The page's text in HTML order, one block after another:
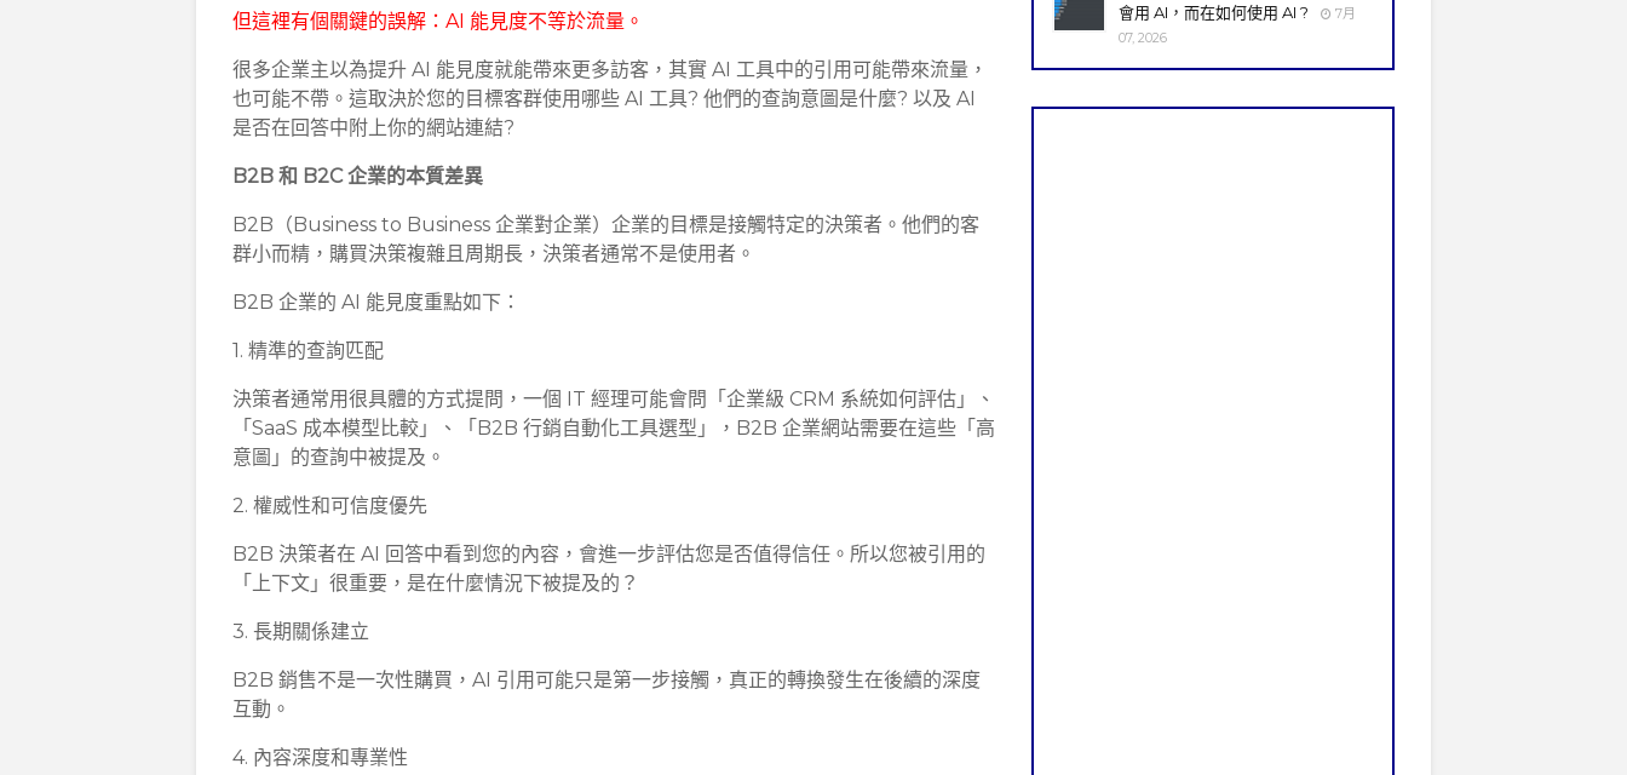
但這裡有個關鍵的誤解：AI 能見度不等於流量。
很多企業主以為提升 AI 能見度就能帶來更多訪客，其實 AI 工具中的引用可能帶來流量，
也可能不帶。這取決於您的目標客群使用哪些 AI 工具? 他們的查詢意圖是什麼? 以及 AI
是否在回答中附上你的網站連結?
B2B 和 B2C 企業的本質差異
B2B（Business to Business 企業對企業）企業的目標是接觸特定的決策者。他們的客
群小而精，購買決策複雜且周期長，決策者通常不是使用者。
B2B 企業的 AI 能見度重點如下：
1. 精準的查詢匹配
決策者通常用很具體的方式提問，一個 IT 經理可能會問「企業級 CRM 系統如何評估」、
「SaaS 成本模型比較」、「B2B 行銷自動化工具選型」，B2B 企業網站需要在這些「高
意圖」的查詢中被提及。
2. 權威性和可信度優先
B2B 決策者在 AI 回答中看到您的內容，會進一步評估您是否值得信任。所以您被引用的
「上下文」很重要，是在什麼情況下被提及的？
3. 長期關係建立
B2B 銷售不是一次性購買，AI 引用可能只是第一步接觸，真正的轉換發生在後續的深度
互動。
4. 內容深度和專業性
會用 AI，而在如何使用 AI ?
7月
07, 2026